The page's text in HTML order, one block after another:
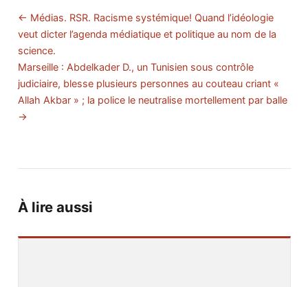
← Médias. RSR. Racisme systémique! Quand l’idéologie
veut dicter l’agenda médiatique et politique au nom de la
science.
Marseille : Abdelkader D., un Tunisien sous contrôle
judiciaire, blesse plusieurs personnes au couteau criant «
Allah Akbar » ; la police le neutralise mortellement par balle
→
À lire aussi